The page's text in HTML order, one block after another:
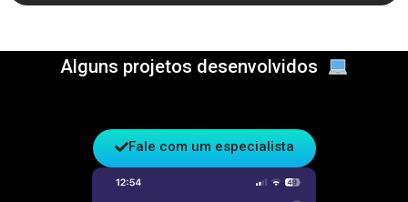
Alguns projetos desenvolvidos
Fale com um especialista